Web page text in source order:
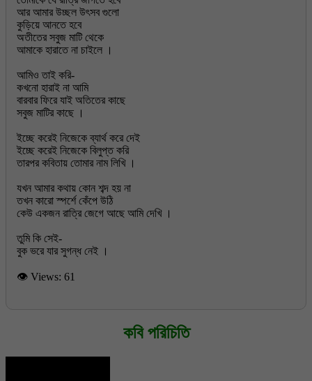
আর আমার উচ্ছল উৎসব গুলো
কুড়িয়ে আনতে হবে
অতীতের সবুজ মাটি থেকে
আমাকে হারাতে না চাইলে ।
আমিও তাই করি-
কখনো হারাই না আমি
বারবার ফিরে যাই অতিতের কাছে
সবুজ মাটির কাছে ।
ইচ্ছে করেই নিজেকে ব্যার্থ করে দেই
ইচ্ছে করেই নিজেকে বিলুপ্ত করি
তারপর কবিতায় তোমার নাম লিখি ।
যখন আমার কথায় কোন শব্দ হয় না
তখন কারো স্পর্শে কেঁপে উঠি
কেউ একজন রাত্রি জেগে আছে আমি দেখি ।
তুমি কি সেই-
👁 Views: 61
কবি পরিচিতি